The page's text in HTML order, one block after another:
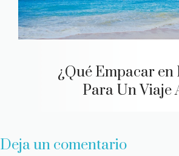
¿Qué Empacar
Para Un Viaje
Deja un comentario